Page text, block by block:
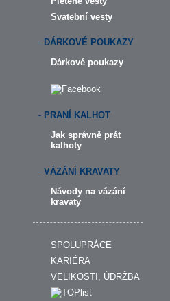
Svatební vesty
- DÁRKOVÉ POUKAZY
Dárkové poukazy
- PRANÍ KALHOT
Jak správně prát
kalhoty
- VÁZÁNÍ KRAVATY
Návody na vázání
kravaty
SPOLUPRÁCE
KARIÉRA
VELIKOSTI, ÚDRŽBA